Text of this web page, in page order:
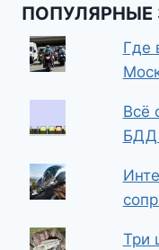
ПОПУЛЯРНЫЕ
Где
Всё
БДД
Три